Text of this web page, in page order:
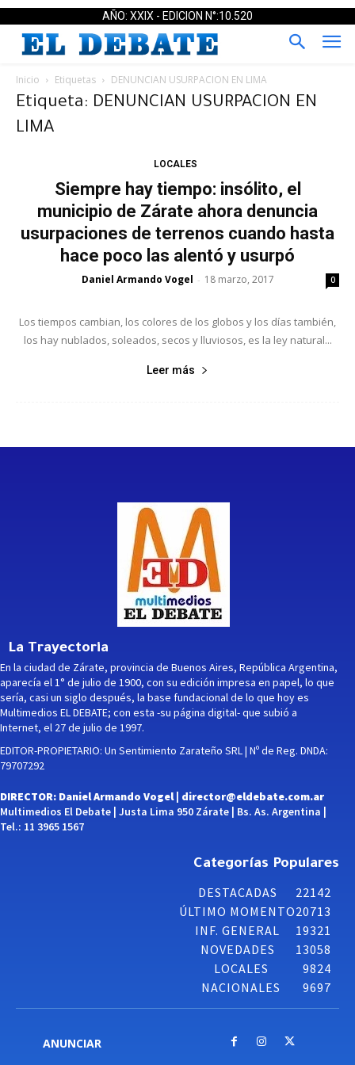
AÑO: XXIX - EDICION N°:10.520
Inicio Etiquetas DENUNCIAN USURPACION EN LIMA
Etiqueta: DENUNCIAN USURPACION EN
LIMA
LOCALES
Siempre hay tiempo: insólito, el
municipio de Zárate ahora denuncia
usurpaciones de terrenos cuando hasta
hace poco las alentó y usurpó
Daniel Armando Vogel - 18 marzo, 2017 0
Los tiempos cambian, los colores de los globos y los días también,
los hay nublados, soleados, secos y lluviosos, es la ley natural...
Leer más
La Trayectoria
En la ciudad de Zárate, provincia de Buenos Aires, República Argentina,
aparecía el 1° de julio de 1900, con su edición impresa en papel, lo que
sería, casi un siglo después, la base fundacional de lo que hoy es
Multimedios EL DEBATE; con esta -su página digital- que subió a
Internet, el 27 de julio de 1997.
EDITOR-PROPIETARIO: Un Sentimiento Zarateño SRL | Nº de Reg. DNDA:
79707292
DIRECTOR: Daniel Armando Vogel | director@eldebate.com.ar
Multimedios El Debate | Justa Lima 950 Zárate | Bs. As. Argentina |
Tel.: 11 3965 1567
Categorías Populares
DESTACADAS
22142
ÚLTIMO MOMENTO20713
INF. GENERAL
19321
NOVEDADES
13058
LOCALES
9824
NACIONALES
9697
ANUNCIAR